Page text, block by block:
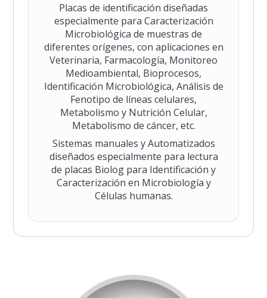
Placas de identificación diseñadas
especialmente para Caracterización
Microbiológica de muestras de
diferentes orígenes, con aplicaciones en
Veterinaria, Farmacología, Monitoreo
Medioambiental, Bioprocesos,
Identificación Microbiológica, Análisis de
Fenotipo de líneas celulares,
Metabolismo y Nutrición Celular,
Metabolismo de cáncer, etc.
Sistemas manuales y Automatizados
diseñados especialmente para lectura
de placas Biolog para Identificación y
Caracterización en Microbiología y
Células humanas.